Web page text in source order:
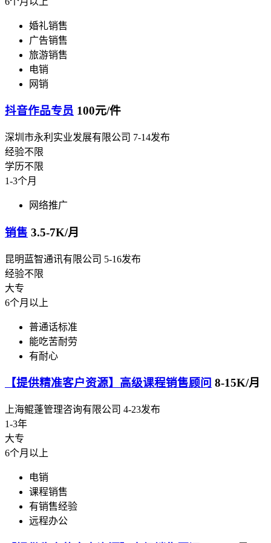
婚礼销售
广告销售
旅游销售
电销
网销
抖音作品专员 100元/件
深圳市永利实业发展有限公司 7-14发布
经验不限
学历不限
1-3个月
网络推广
销售 3.5-7K/月
昆明蓝智通讯有限公司 5-16发布
经验不限
大专
6个月以上
普通话标准
能吃苦耐劳
有耐心
【提供精准客户资源】高级课程销售顾问 8-15K/月
上海鲲蓬管理咨询有限公司 4-23发布
1-3年
大专
6个月以上
电销
课程销售
有销售经验
远程办公